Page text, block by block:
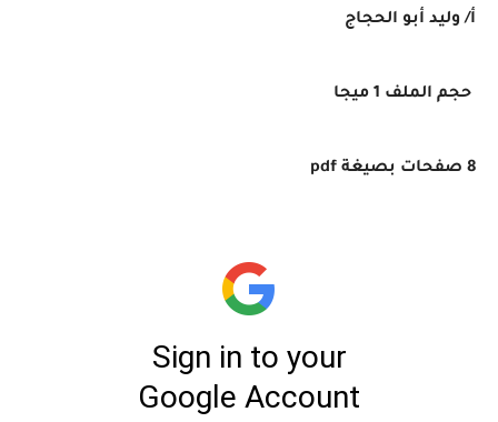
أ/ وليد أبو الحجاج
حجم الملف 1 ميجا
8 صفحات بصيغة pdf